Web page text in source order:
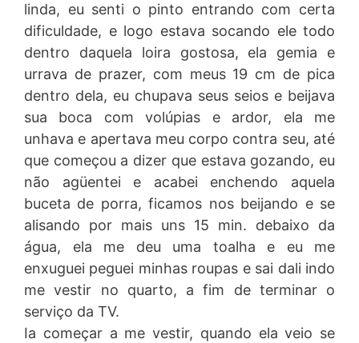
linda, eu senti o pinto entrando com certa
dificuldade, e logo estava socando ele todo
dentro daquela loira gostosa, ela gemia e
urrava de prazer, com meus 19 cm de pica
dentro dela, eu chupava seus seios e beijava
sua boca com volúpias e ardor, ela me
unhava e apertava meu corpo contra seu, até
que começou a dizer que estava gozando, eu
não agüentei e acabei enchendo aquela
buceta de porra, ficamos nos beijando e se
alisando por mais uns 15 min. debaixo da
água, ela me deu uma toalha e eu me
enxuguei peguei minhas roupas e sai dali indo
me vestir no quarto, a fim de terminar o
serviço da TV.
Ia começar a me vestir, quando ela veio se